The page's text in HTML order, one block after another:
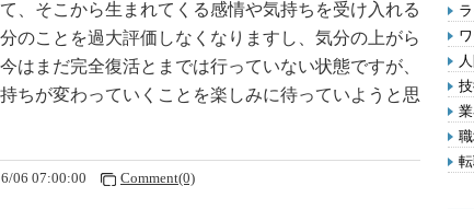
、そこから生まれてくる感情や気持ちを受け入れる
のことを過大評価しなくなりますし、気分の上がら
はまだ完全復活とまでは行っていない状態ですが、
ちが変わっていくことを楽しみに待っていようと思
06 07:00:00 Comment(0)